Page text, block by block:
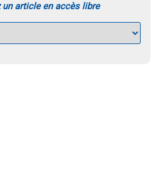
un article en accès libre